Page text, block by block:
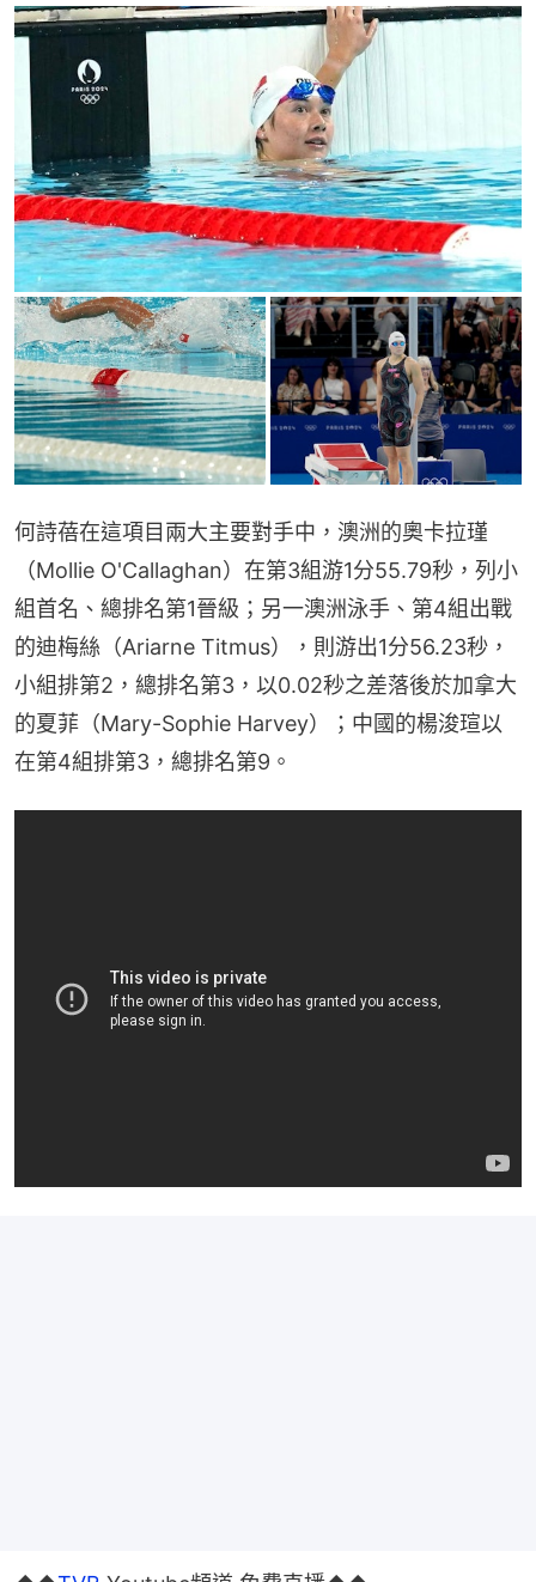
何詩蓓在這項目兩大主要對手中，澳洲的奧卡拉瑾
（Mollie O'Callaghan）在第3組游1分55.79秒，列小
組首名、總排名第1晉級；另一澳洲泳手、第4組出戰
的迪梅絲（Ariarne Titmus），則游出1分56.23秒，
小組排第2，總排名第3，以0.02秒之差落後於加拿大
的夏菲（Mary-Sophie Harvey）；中國的楊浚瑄以
在第4組排第3，總排名第9。